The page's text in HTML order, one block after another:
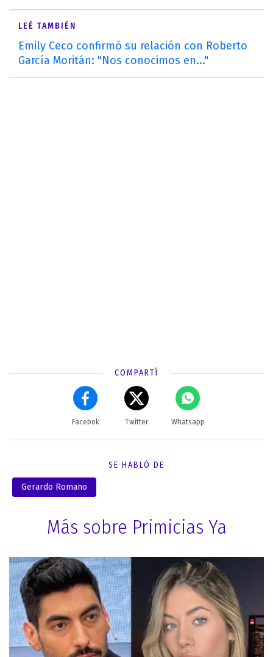
LEÉ TAMBIÉN
Emily Ceco confirmó su relación con Roberto
García Moritán: "Nos conocimos en..."
COMPARTÍ
Facebok Twitter Whatsapp
SE HABLÓ DE
Gerardo Romano
Más sobre Primicias Ya